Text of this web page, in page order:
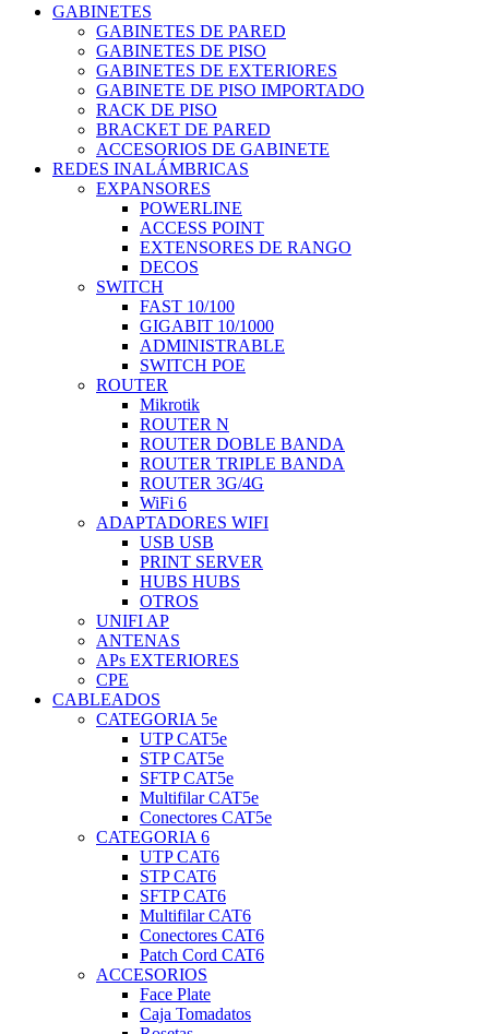
GABINETES
GABINETES DE PARED
GABINETES DE PISO
GABINETES DE EXTERIORES
GABINETE DE PISO IMPORTADO
RACK DE PISO
BRACKET DE PARED
ACCESORIOS DE GABINETE
REDES INALÁMBRICAS
EXPANSORES
POWERLINE
ACCESS POINT
EXTENSORES DE RANGO
DECOS
SWITCH
FAST 10/100
GIGABIT 10/1000
ADMINISTRABLE
SWITCH POE
ROUTER
Mikrotik
ROUTER N
ROUTER DOBLE BANDA
ROUTER TRIPLE BANDA
ROUTER 3G/4G
WiFi 6
ADAPTADORES WIFI
USB USB
PRINT SERVER
HUBS HUBS
OTROS
UNIFI AP
ANTENAS
APs EXTERIORES
CPE
CABLEADOS
CATEGORIA 5e
UTP CAT5e
STP CAT5e
SFTP CAT5e
Multifilar CAT5e
Conectores CAT5e
CATEGORIA 6
UTP CAT6
STP CAT6
SFTP CAT6
Multifilar CAT6
Conectores CAT6
Patch Cord CAT6
ACCESORIOS
Face Plate
Caja Tomadatos